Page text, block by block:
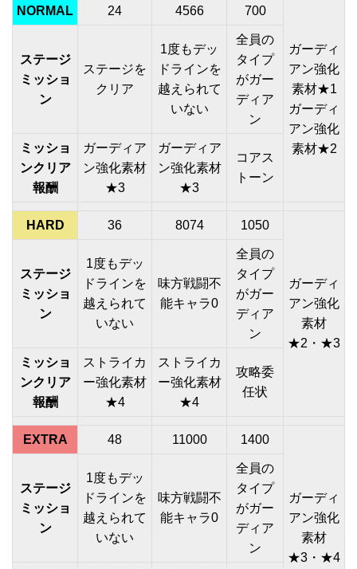
NORMAL 24 4566 700
ガーディ
アン強化
素材★1
ガーディ
アン強化
素材★2
ステージ
ミッショ
ン
ステージを
クリア
1度もデッ
ドラインを
越えられて
いない
全員の
タイプ
がガー
ディア
ン
ミッショ
ンクリア
報酬
ガーディア
ン強化素材
★3
ガーディア
ン強化素材
★3
コアス
トーン
HARD 36 8074 1050
ガーディ
アン強化
素材
★2・★3
ステージ
ミッショ
ン
1度もデッ
ドラインを
越えられて
いない
味方戦闘不
能キャラ0
全員の
タイプ
がガー
ディア
ン
ミッショ
ンクリア
報酬
ストライカ
ー強化素材
★4
ストライカ
ー強化素材
★4
攻略委
任状
EXTRA 48 11000 1400
ガーディ
アン強化
素材
★3・★4
ステージ
ミッショ
ン
1度もデッ
ドラインを
越えられて
いない
味方戦闘不
能キャラ0
全員の
タイプ
がガー
ディア
ン